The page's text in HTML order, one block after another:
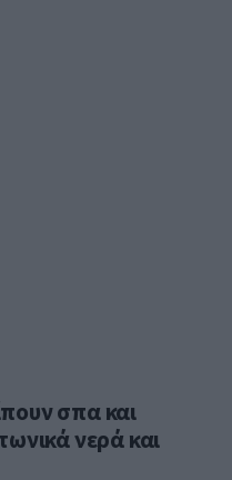
σπα και
νερά και